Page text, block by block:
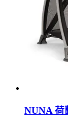
NUNA 荷